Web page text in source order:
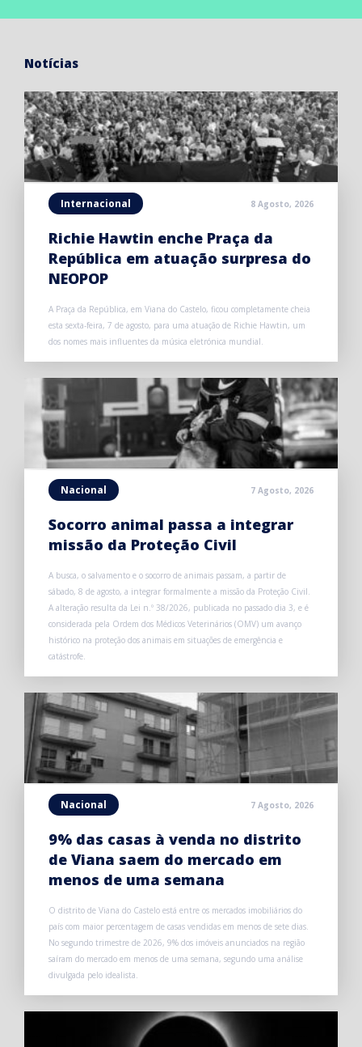
Notícias
Internacional 8 Agosto, 2026
Richie Hawtin enche Praça da
República em atuação surpresa do
NEOPOP
A Praça da República, em Viana do Castelo, ficou completamente cheia
esta sexta-feira, 7 de agosto, para uma atuação de Richie Hawtin, um
dos nomes mais influentes da música eletrónica mundial.
Nacional 7 Agosto, 2026
Socorro animal passa a integrar
missão da Proteção Civil
A busca, o salvamento e o socorro de animais passam, a partir de
sábado, 8 de agosto, a integrar formalmente a missão da Proteção Civil.
A alteração resulta da Lei n.º 38/2026, publicada no passado dia 3, e é
considerada pela Ordem dos Médicos Veterinários (OMV) um avanço
histórico na proteção dos animais em situações de emergência e
catástrofe.
Nacional 7 Agosto, 2026
9% das casas à venda no distrito
de Viana saem do mercado em
menos de uma semana
O distrito de Viana do Castelo está entre os mercados imobiliários do
país com maior percentagem de casas vendidas em menos de sete dias.
No segundo trimestre de 2026, 9% dos imóveis anunciados na região
saíram do mercado em menos de uma semana, segundo uma análise
divulgada pelo idealista.